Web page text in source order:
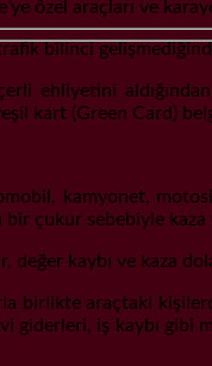
özel araçları ve
bilinci
ehliyetini
kart (Green Card)
kamyonet,
çukur sebebiyle
kaybı ve kaza
birlikte araçtaki
iş kaybı gibi